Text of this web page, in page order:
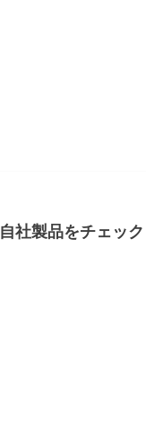
社製品をチェッ